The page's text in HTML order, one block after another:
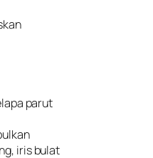
parut
iris bulat